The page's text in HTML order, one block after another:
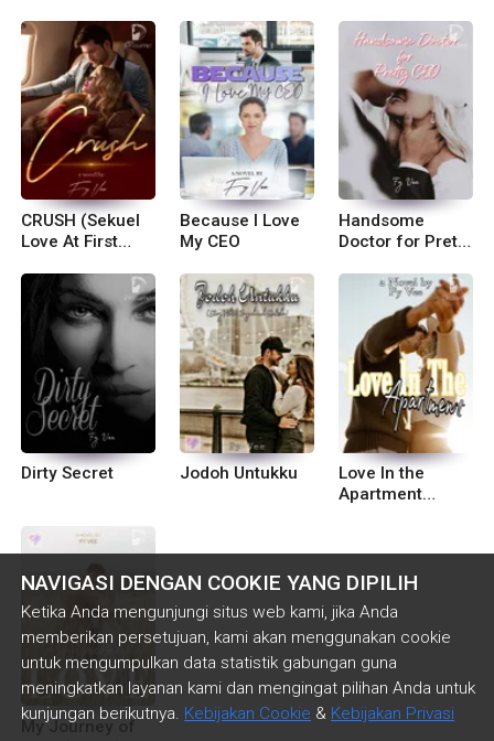
NAVIGASI DENGAN COOKIE YANG DIPILIH
Ketika Anda mengunjungi situs web kami, jika Anda
memberikan persetujuan, kami akan menggunakan cookie
untuk mengumpulkan data statistik gabungan guna
meningkatkan layanan kami dan mengingat pilihan Anda untuk
kunjungan berikutnya. Kebijakan Cookie & Kebijakan Privasi
CRUSH (Sekuel
Love At First
Because I Love
My CEO
Handsome
Doctor for Pretty
Dirty Secret Jodoh Untukku
Love In the
Apartment
My Journey of